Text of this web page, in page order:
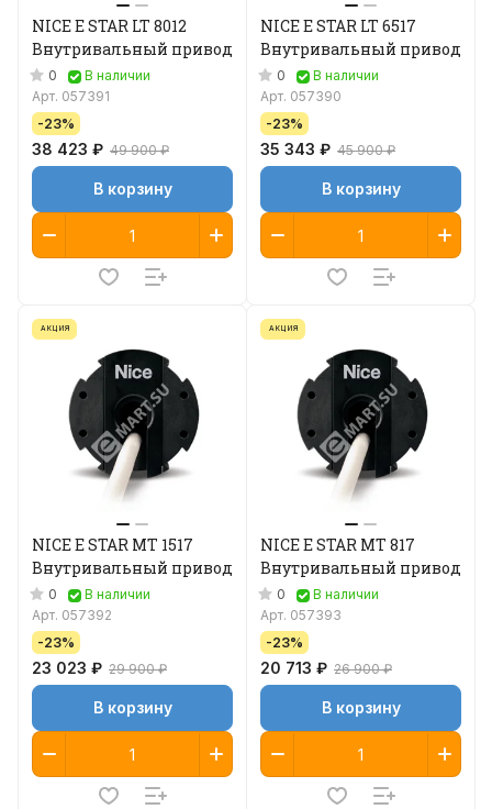
NICE E STAR LT 8012
Внутривальный привод
0
В наличии
Арт. 057391
-23%
38 423 ₽ 49 900 ₽
В корзину
NICE E STAR LT 6517
Внутривальный привод
0
В наличии
Арт. 057390
-23%
35 343 ₽ 45 900 ₽
В корзину
АКЦИЯ
NICE E STAR MT 1517
Внутривальный привод
0
В наличии
Арт. 057392
-23%
23 023 ₽ 29 900 ₽
В корзину
АКЦИЯ
NICE E STAR MT 817
Внутривальный привод
0
В наличии
Арт. 057393
-23%
20 713 ₽ 26 900 ₽
В корзину